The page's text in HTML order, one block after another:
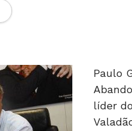
Paulo
líder